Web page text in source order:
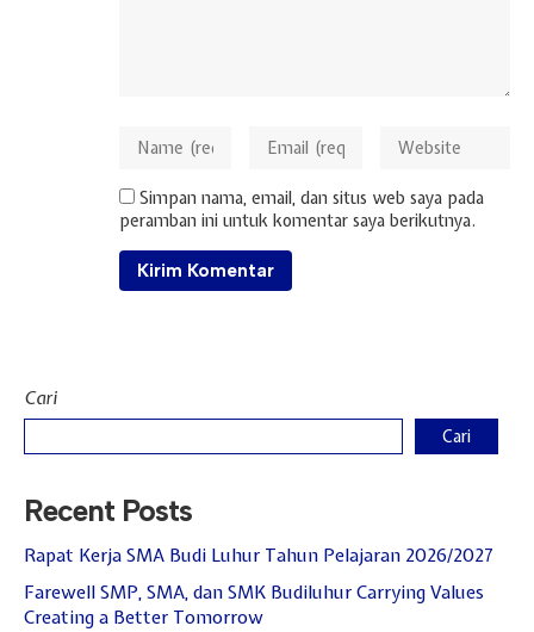
Simpan nama, email, dan situs web saya pada
peramban ini untuk komentar saya berikutnya.
Cari
Cari
Recent Posts
Rapat Kerja SMA Budi Luhur Tahun Pelajaran 2026/2027
Farewell SMP, SMA, dan SMK Budiluhur Carrying Values
Creating a Better Tomorrow